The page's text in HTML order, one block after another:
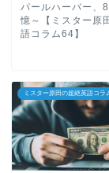
パールハーバー、
憶～【ミスター原
語コラム64】
ミスター原田の超絶英語コラ